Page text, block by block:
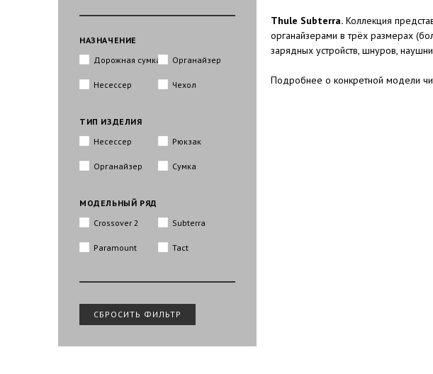
НАЗНАЧЕНИЕ
Дорожная сумка
Несессер
Органайзер
Чехол
ТИП ИЗДЕЛИЯ
Несессер
Органайзер
Рюкзак
Сумка
МОДЕЛЬНЫЙ РЯД
Crossover 2
Paramount
Subterra
Tact
Thule Subterra. Коллекция
органайзерами в трёх размерах
зарядных устройств, шнуров,
Подробнее о конкретной модели